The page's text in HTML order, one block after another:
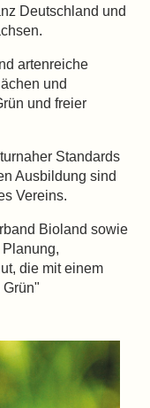
Deutschland und
artenreiche
und
und freier
Standards
Ausbildung sind
Vereins.
Bioland sowie
die mit einem